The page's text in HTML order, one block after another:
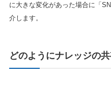
に大きな変化があった場合に「
介します。
どのようにナレッジの